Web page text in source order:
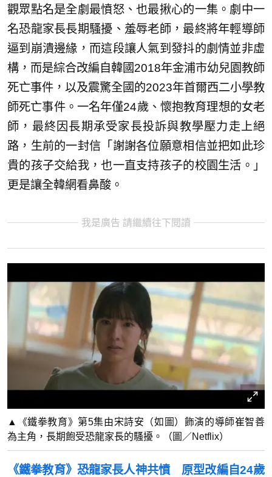
觀眾點名是全劇最憤怒、也最揪心的一集。劇中一
名恐龍家長長期騷擾、羞辱老師，最終將年輕導師
逼到崩潰邊緣，而這段讓人氣到發抖的劇情並非虛
構，而是綜合改編自韓國2018年金浦市幼兒園教師
死亡事件，以及震驚全國的2023年首爾西二小學教
師死亡事件。一名年僅24歲、懷抱教育理想的女老
師，最終因長期承受家長投訴與教學壓力走上絕
路，生前的一封信「謝謝各位願意相信並把如此珍
貴的孩子交給我，也一直支持孩子的校園生活。」
更是讓全韓網看鼻酸。
我是廣告 請繼續往下閱讀
▲《鐵拳教育》第5集由宋詩安（如圖）飾演的導師崔智善
為主角，長期飽受恐龍家長的騷擾。（圖／Netflix）
《鐵拳教育》恐龍家長人神共憤 原型改編自24歲